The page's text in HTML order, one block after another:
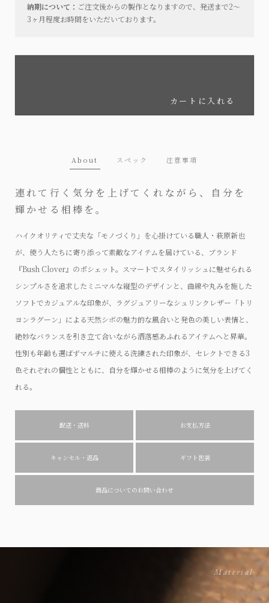
About スペック 注意事項
連れて行く気分を上げてくれながら、自分を
輝かせる相棒を。
ハイクオリティで丈夫な「モノづくり」を心掛けている職人・萩原新也
が、使う人たちに寄り添って素敵なアイテムを届けている、ブランド
『Bush Clover』のポシェット。スマートでスタイリッシュに魅せられる
シンプルさを追求したミニマルな縦型のデザインと、曲線や丸みを施した
ソフトでカジュアルな印象が、ラグジュアリーなシュリンクレザー「トリ
ヨンラグーン」による天然シボの魅力的な風合いと発色の美しい表情と、
絶妙なバランスを引き立て合いながら洒落感あふれるアイテムへと昇華。
性別も年齢も選ばずマルチに使える洗練された印象が、セレクトできる3
色それぞれの個性とともに、自分を輝かせる相棒のように気分を上げてく
れる。
配送・送料 お支払方法
キャンセル・返品 ギフト包装
商品についてのお問い合わせ
納期について： ご注文後からの製作となりますので、発送まで2～
3ヶ月程度お時間をいただいております。
カートに入れる
Material